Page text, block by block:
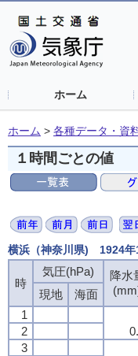
ホーム
ホーム > 各種データ・資
１時間ごとの値
横浜（神奈川県) 1924年
時
気圧(hPa)
降水
現地
海面
1
2
3
時
気圧(hPa)
降水
現地
海面
1
2
3
時
気圧(hPa)
降水
現地
海面
1
2
3
時
気圧(hPa)
降水
現地
海面
1
2
3